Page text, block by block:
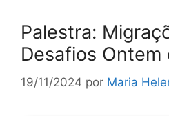
Palestra:
Desafios Ontem
19/11/2024 por Maria